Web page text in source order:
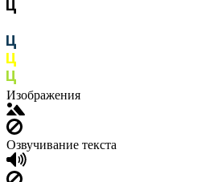
Изображения
Озвучивание текста